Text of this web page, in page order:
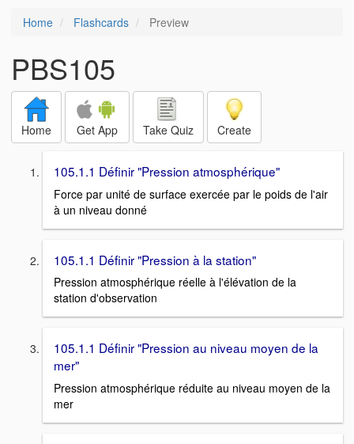
Home Flashcards Preview
PBS105
Home Get App Take Quiz Create
105.1.1 Définir "Pression atmosphérique"
Force par unité de surface exercée par le poids de l'air
à un niveau donné
105.1.1 Définir "Pression à la station"
Pression atmosphérique réelle à l'élévation de la
station d'observation
105.1.1 Définir "Pression au niveau moyen de la
mer"
Pression atmosphérique réduite au niveau moyen de la
mer